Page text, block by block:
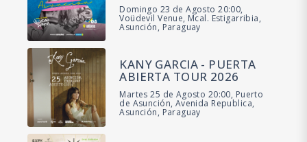
Domingo 23 de Agosto 20:00,
Voüdevil Venue, Mcal. Estigarribia,
Asunción, Paraguay
KANY GARCIA - PUERTA
ABIERTA TOUR 2026
Martes 25 de Agosto 20:00, Puerto
de Asunción, Avenida Republica,
Asunción, Paraguay